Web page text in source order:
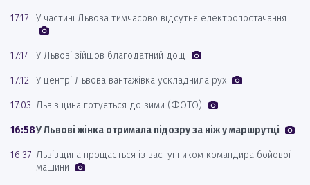
17:17 У частині Львова тимчасово відсутнє електропостачання
17:14 У Львові зійшов благодатний дощ
17:12 У центрі Львова вантажівка ускладнила рух
17:03 Львівщина готується до зими (ФОТО)
16:58У Львові жінка отримала підозру за ніж у маршрутці
16:37 Львівщина прощається із заступником командира бойової
машини